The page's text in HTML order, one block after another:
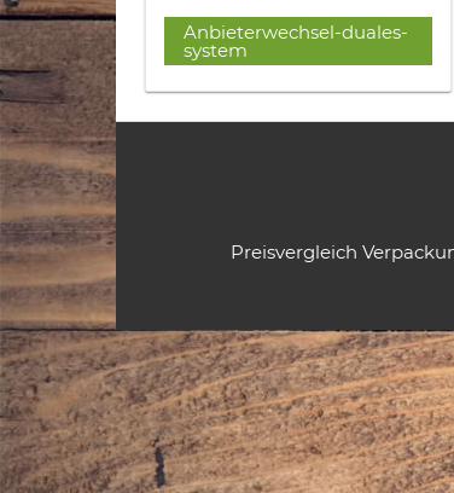
Anbieterwechsel-duales-
system
Preisvergleich